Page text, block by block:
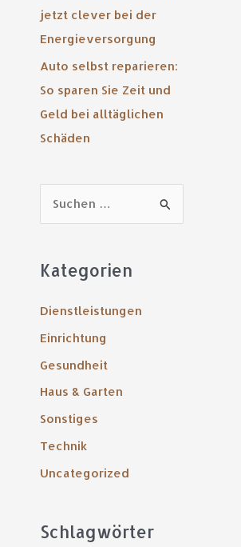
jetzt clever bei der
Energieversorgung
Auto selbst reparieren:
So sparen Sie Zeit und
Geld bei alltäglichen
Schäden
h
a
c
h
:
Kategorien
Dienstleistungen
Einrichtung
Gesundheit
Haus & Garten
Sonstiges
Technik
Uncategorized
Schlagwörter